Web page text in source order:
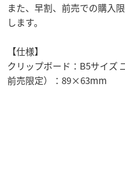
また、早割、前売での購入
します。
【仕様】
クリップボード：B5サイズ
前売限定）：89×63mm